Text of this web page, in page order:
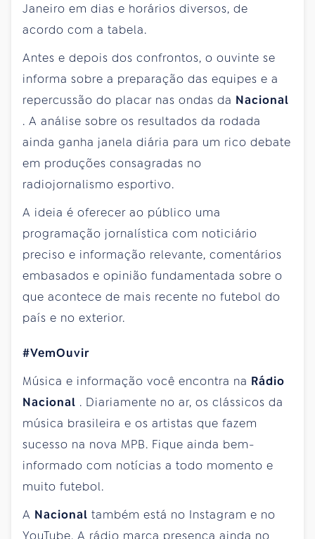
Janeiro em dias e horários diversos, de
acordo com a tabela.
Antes e depois dos confrontos, o ouvinte se
informa sobre a preparação das equipes e a
repercussão do placar nas ondas da Nacional
. A análise sobre os resultados da rodada
ainda ganha janela diária para um rico debate
em produções consagradas no
radiojornalismo esportivo.
A ideia é oferecer ao público uma
programação jornalística com noticiário
preciso e informação relevante, comentários
embasados e opinião fundamentada sobre o
que acontece de mais recente no futebol do
país e no exterior.
#VemOuvir
Música e informação você encontra na Rádio
Nacional . Diariamente no ar, os clássicos da
música brasileira e os artistas que fazem
sucesso na nova MPB. Fique ainda bem-
informado com notícias a todo momento e
muito futebol.
A Nacional também está no Instagram e no
YouTube. A rádio marca presença ainda no